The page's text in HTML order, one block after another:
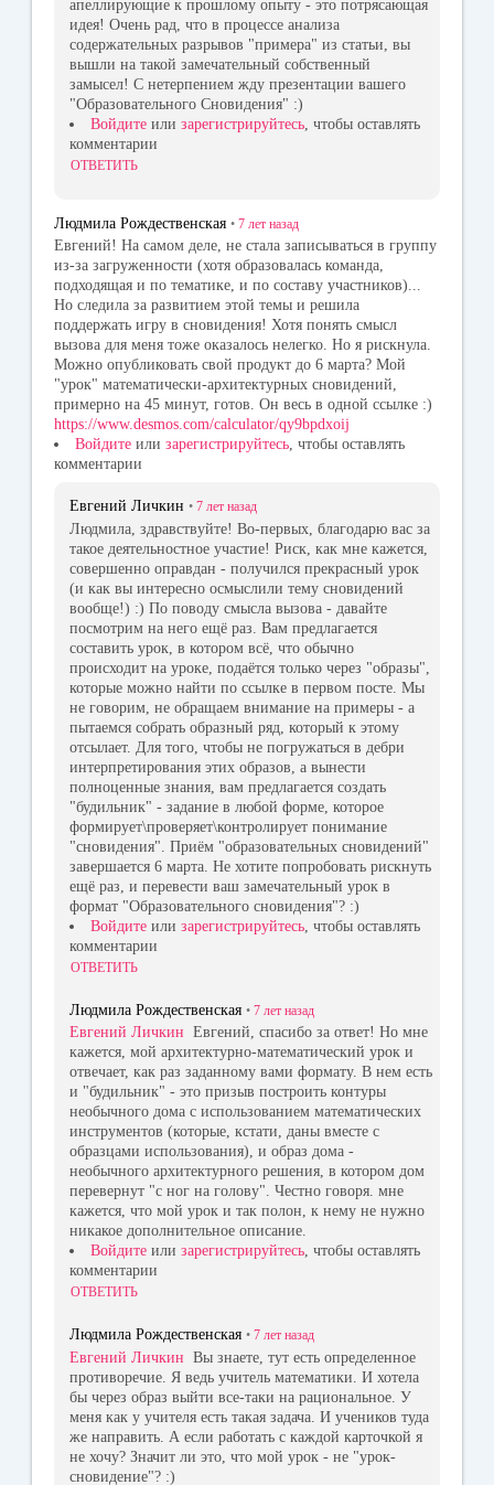
апеллирующие к прошлому опыту - это потрясающая
идея! Очень рад, что в процессе анализа
содержательных разрывов "примера" из статьи, вы
вышли на такой замечательный собственный
замысел! С нетерпением жду презентации вашего
"Образовательного Сновидения" :)
Войдите или зарегистрируйтесь , чтобы оставлять
комментарии
ОТВЕТИТЬ
Людмила Рождественская • 7 лет назад
Евгений! На самом деле, не стала записываться в группу
из-за загруженности (хотя образовалась команда,
подходящая и по тематике, и по составу участников)...
Но следила за развитием этой темы и решила
поддержать игру в сновидения! Хотя понять смысл
вызова для меня тоже оказалось нелегко. Но я рискнула.
Можно опубликовать свой продукт до 6 марта? Мой
"урок" математически-архитектурных сновидений,
примерно на 45 минут, готов. Он весь в одной ссылке :)
https://www.desmos.com/calculator/qy9bpdxoij
Войдите или зарегистрируйтесь, чтобы оставлять
комментарии
Евгений Личкин • 7 лет назад
Людмила, здравствуйте! Во-первых, благодарю вас за
такое деятельностное участие! Риск, как мне кажется,
совершенно оправдан - получился прекрасный урок
(и как вы интересно осмыслили тему сновидений
вообще!) :) По поводу смысла вызова - давайте
посмотрим на него ещё раз. Вам предлагается
составить урок, в котором всё, что обычно
происходит на уроке, подаётся только через "образы",
которые можно найти по ссылке в первом посте. Мы
не говорим, не обращаем внимание на примеры - а
пытаемся собрать образный ряд, который к этому
отсылает. Для того, чтобы не погружаться в дебри
интерпретирования этих образов, а вынести
полноценные знания, вам предлагается создать
"будильник" - задание в любой форме, которое
формирует\проверяет\контролирует понимание
"сновидения". Приём "образовательных сновидений"
завершается 6 марта. Не хотите попробовать рискнуть
ещё раз, и перевести ваш замечательный урок в
формат "Образовательного сновидения"? :)
Войдите или зарегистрируйтесь , чтобы оставлять
комментарии
ОТВЕТИТЬ
Людмила Рождественская • 7 лет назад
Евгений Личкин Евгений, спасибо за ответ! Но мне
кажется, мой архитектурно-математический урок и
отвечает, как раз заданному вами формату. В нем есть
и "будильник" - это призыв построить контуры
необычного дома с использованием математических
инструментов (которые, кстати, даны вместе с
образцами использования), и образ дома -
необычного архитектурного решения, в котором дом
перевернут "с ног на голову". Честно говоря. мне
кажется, что мой урок и так полон, к нему не нужно
никакое дополнительное описание.
Войдите или зарегистрируйтесь, чтобы оставлять
комментарии
ОТВЕТИТЬ
Людмила Рождественская • 7 лет назад
Евгений Личкин Вы знаете, тут есть определенное
противоречие. Я ведь учитель математики. И хотела
бы через образ выйти все-таки на рациональное. У
меня как у учителя есть такая задача. И учеников туда
же направить. А если работать с каждой карточкой я
не хочу? Значит ли это, что мой урок - не "урок-
сновидение"? :)